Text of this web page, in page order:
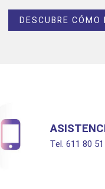
DESCUBRE
Tel. 611 80